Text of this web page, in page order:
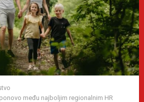
među najboljim regionalnim HR